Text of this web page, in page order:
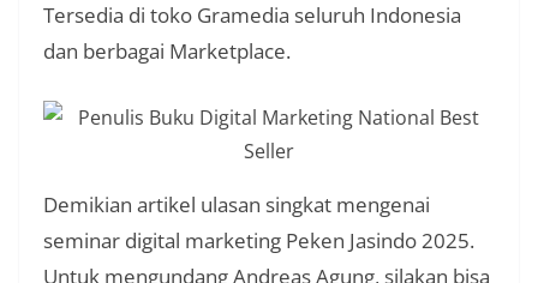
Tersedia di toko Gramedia seluruh Indonesia
dan berbagai Marketplace.
Demikian artikel ulasan singkat mengenai
seminar digital marketing Peken Jasindo 2025.
Untuk mengundang Andreas Agung, silakan bisa